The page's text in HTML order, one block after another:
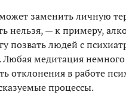
заменить личную
нельзя, — к примеру,
позвать людей с
Любая медитация
отклонения в работе
процессы.